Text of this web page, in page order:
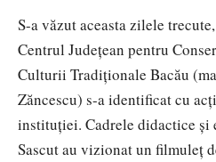
S-a văzut aceasta zilele
Centrul Judeţean pentru
Culturii Tradiţionale Bacău
Zăncescu) s-a identificat cu
instituţiei. Cadrele didactice
Sascut au vizionat un filmuleţ